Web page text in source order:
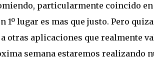
particularmente coincido
lugar es mas que justo. Pero
otras aplicaciones que realmente
semana estaremos realizando